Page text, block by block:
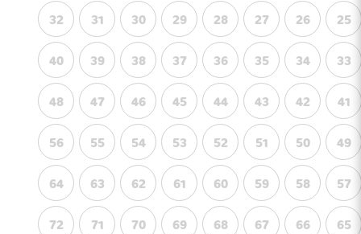
25
26
27
28
29
30
31
32
33
34
35
36
37
38
39
40
41
42
43
44
45
46
47
48
49
50
51
52
53
54
55
56
57
58
59
60
61
62
63
64
65
66
67
68
69
70
71
72